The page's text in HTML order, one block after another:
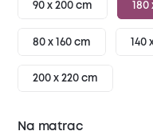
90 x 200 cm
80 x 160 cm 140
200 x 220 cm
Na matrac